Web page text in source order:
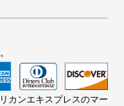
カンエキスプレスのマー